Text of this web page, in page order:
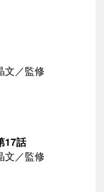
文／監修
17話
文／監修